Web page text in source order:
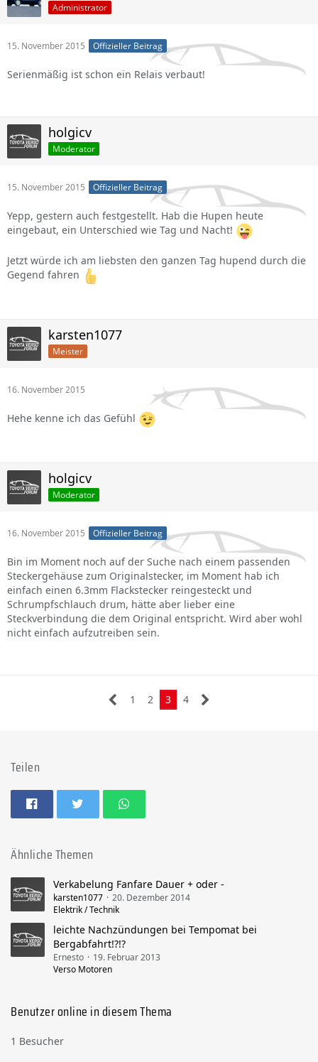
Administrator
15. November 2015 Offizieller Beitrag
Serienmäßig ist schon ein Relais verbaut!
holgicv
Moderator
15. November 2015 Offizieller Beitrag
Yepp, gestern auch festgestellt. Hab die Hupen heute
eingebaut, ein Unterschied wie Tag und Nacht!
Jetzt würde ich am liebsten den ganzen Tag hupend durch die
Gegend fahren
karsten1077
Meister
16. November 2015
Hehe kenne ich das Gefühl
holgicv
Moderator
16. November 2015 Offizieller Beitrag
Bin im Moment noch auf der Suche nach einem passenden
Steckergehäuse zum Originalstecker, im Moment hab ich
einfach einen 6.3mm Flackstecker reingesteckt und
Schrumpfschlauch drum, hätte aber lieber eine
Steckverbindung die dem Original entspricht. Wird aber wohl
nicht einfach aufzutreiben sein.
1 2 3 4
Teilen
Ähnliche Themen
Verkabelung Fanfare Dauer + oder -
karsten1077
20. Dezember 2014
Elektrik / Technik
leichte Nachzündungen bei Tempomat bei
Bergabfahrt!?!?
Ernesto
19. Februar 2013
Verso Motoren
Benutzer online in diesem Thema
1 Besucher